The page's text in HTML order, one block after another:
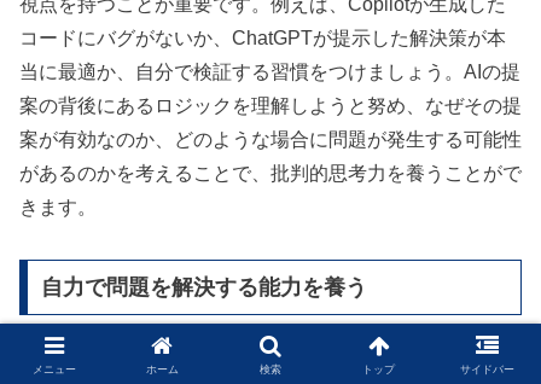
視点を持つことが重要です。例えば、Copilotが生成した
コードにバグがないか、ChatGPTが提示した解決策が本
当に最適か、自分で検証する習慣をつけましょう。AIの提
案の背後にあるロジックを理解しようと努め、なぜその提
案が有効なのか、どのような場合に問題が発生する可能性
があるのかを考えることで、批判的思考力を養うことがで
きます。
自力で問題を解決する能力を養う
AIは強力なアシスタントですが、最終的に問題を解決する
メニュー ホーム 検索 トップ サイドバー